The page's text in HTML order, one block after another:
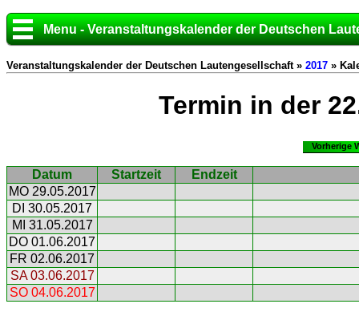
Menu - Veranstaltungskalender der Deutschen
Veranstaltungskalender der Deutschen Lautengesellschaft » 2017 »
Termin in der
Vorherige
Datum Startzeit
Endzeit
MO 29.05.2017
DI 30.05.2017
MI 31.05.2017
DO 01.06.2017
FR 02.06.2017
SA 03.06.2017
SO 04.06.2017